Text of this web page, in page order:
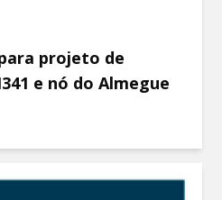
projeto de
e nó do Almegue